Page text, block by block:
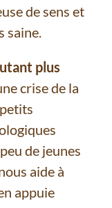
de sens et
saine.
plus
crise de la
de jeunes
aide à
appuie